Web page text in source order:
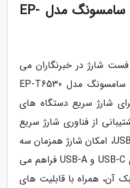
شارژر دیواری 65 وات سامسونگ مدل EP-
فست شارژ در خبرنگاران می
گشت، شارژر دیواری 65 وات سامسونگ مدل EP-T6530
شارژ سریع دستگاه های
از فناوری شارژ سریع
PPS و USB Power Delivery 3.0، امکان شارژ همزمان سه
دستگاه را به وسیله درگاه های USB-C و USB-A فراهم می
آن، همراه با قابلیت های